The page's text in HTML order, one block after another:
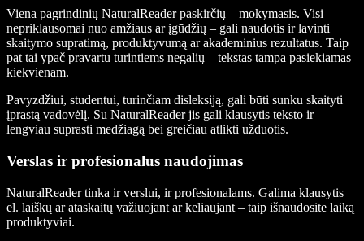
Viena pagrindinių NaturalReader paskirčių – mokymasis. Visi –
nepriklausomai nuo amžiaus ar įgūdžių – gali naudotis ir lavinti
skaitymo supratimą, produktyvumą ar akademinius rezultatus. Taip
pat tai ypač pravartu turintiems negalių – tekstas tampa pasiekiamas
kiekvienam.
Pavyzdžiui, studentui, turinčiam disleksiją, gali būti sunku skaityti
įprastą vadovėlį. Su NaturalReader jis gali klausytis teksto ir
lengviau suprasti medžiagą bei greičiau atlikti užduotis.
Verslas ir profesionalus naudojimas
NaturalReader tinka ir verslui, ir profesionalams. Galima klausytis
el. laiškų ar ataskaitų važiuojant ar keliaujant – taip išnaudosite laiką
produktyviai.